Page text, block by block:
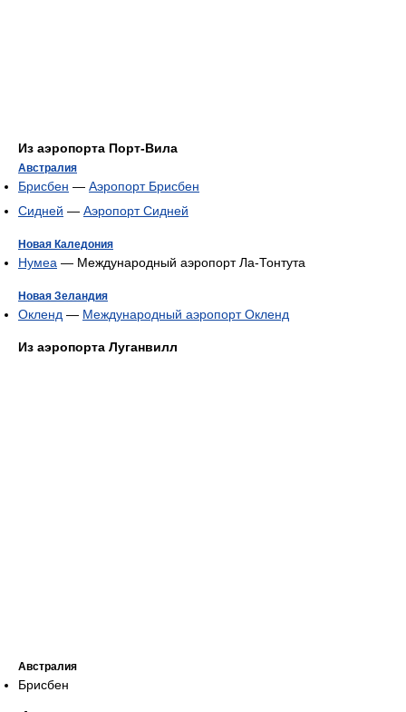
Из аэропорта Порт-Вила
Австралия
Брисбен — Аэропорт Брисбен
Сидней — Аэропорт Сидней
Новая Каледония
Нумеа — Международный аэропорт Ла-Тонтута
Новая Зеландия
Окленд — Международный аэропорт Окленд
Из аэропорта Луганвилл
Австралия
Брисбен